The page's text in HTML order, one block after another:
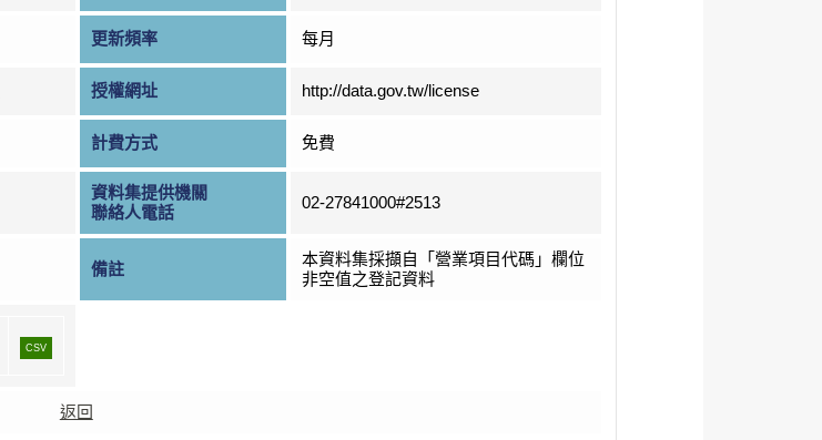
更新頻率 每月
授權網址 http://data.gov.tw/license
計費方式 免費
資料集提供機關
聯絡人電話
02-27841000#2513
備註
本資料集採擷自「營業項目代碼」欄位
非空值之登記資料
CSV
返回